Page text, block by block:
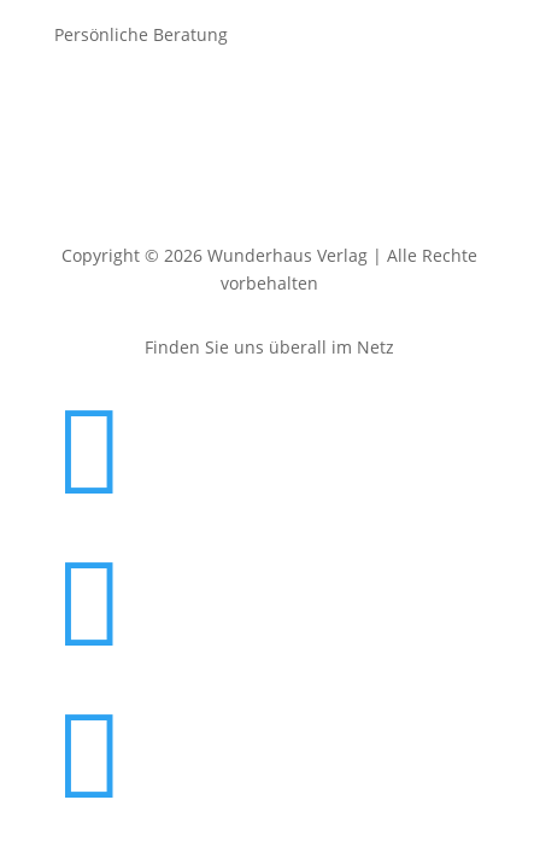
Persönliche Beratung
Copyright © 2026 Wunderhaus Verlag | Alle Rechte
vorbehalten
Finden Sie uns überall im Netz


